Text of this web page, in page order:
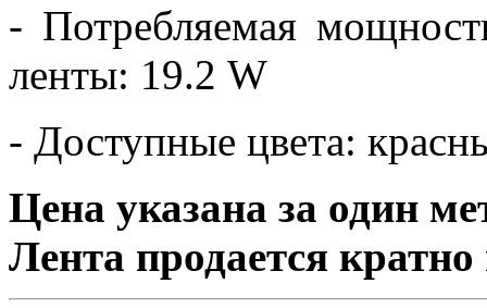
- Потребляемая
ленты: 19.2 W
- Доступные цвета:
Цена указана за один
Лента продается кратно